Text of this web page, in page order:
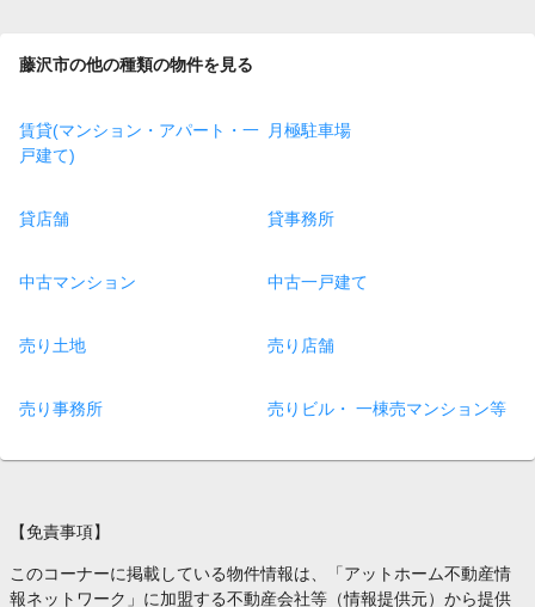
藤沢市の他の種類の物件を見る
賃貸(マンション・アパート・一
戸建て)
月極駐車場
貸店舗 貸事務所
中古マンション 中古一戸建て
売り土地 売り店舗
売り事務所 売りビル・ 一棟売マンション等
【免責事項】
このコーナーに掲載している物件情報は、「アットホーム不動産情
報ネットワーク」に加盟する不動産会社等（情報提供元）から提供